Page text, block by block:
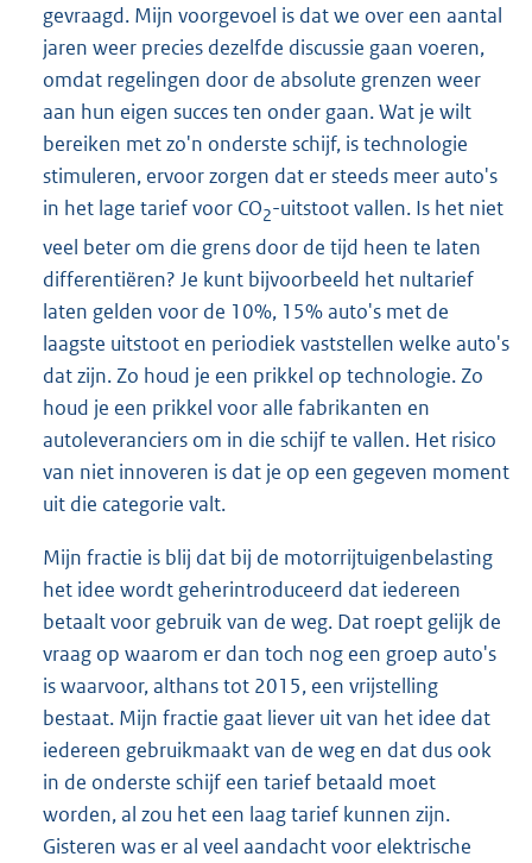
gevraagd. Mijn voorgevoel is dat we over een aantal
jaren weer precies dezelfde discussie gaan voeren,
omdat regelingen door de absolute grenzen weer
aan hun eigen succes ten onder gaan. Wat je wilt
bereiken met zo'n onderste schijf, is technologie
stimuleren, ervoor zorgen dat er steeds meer auto's
in het lage tarief voor CO2-uitstoot vallen. Is het niet
veel beter om die grens door de tijd heen te laten
differentiëren? Je kunt bijvoorbeeld het nultarief
laten gelden voor de 10%, 15% auto's met de
laagste uitstoot en periodiek vaststellen welke auto's
dat zijn. Zo houd je een prikkel op technologie. Zo
houd je een prikkel voor alle fabrikanten en
autoleveranciers om in die schijf te vallen. Het risico
van niet innoveren is dat je op een gegeven moment
uit die categorie valt.
Mijn fractie is blij dat bij de motorrijtuigenbelasting
het idee wordt geherintroduceerd dat iedereen
betaalt voor gebruik van de weg. Dat roept gelijk de
vraag op waarom er dan toch nog een groep auto's
is waarvoor, althans tot 2015, een vrijstelling
bestaat. Mijn fractie gaat liever uit van het idee dat
iedereen gebruikmaakt van de weg en dat dus ook
in de onderste schijf een tarief betaald moet
worden, al zou het een laag tarief kunnen zijn.
Gisteren was er al veel aandacht voor elektrische